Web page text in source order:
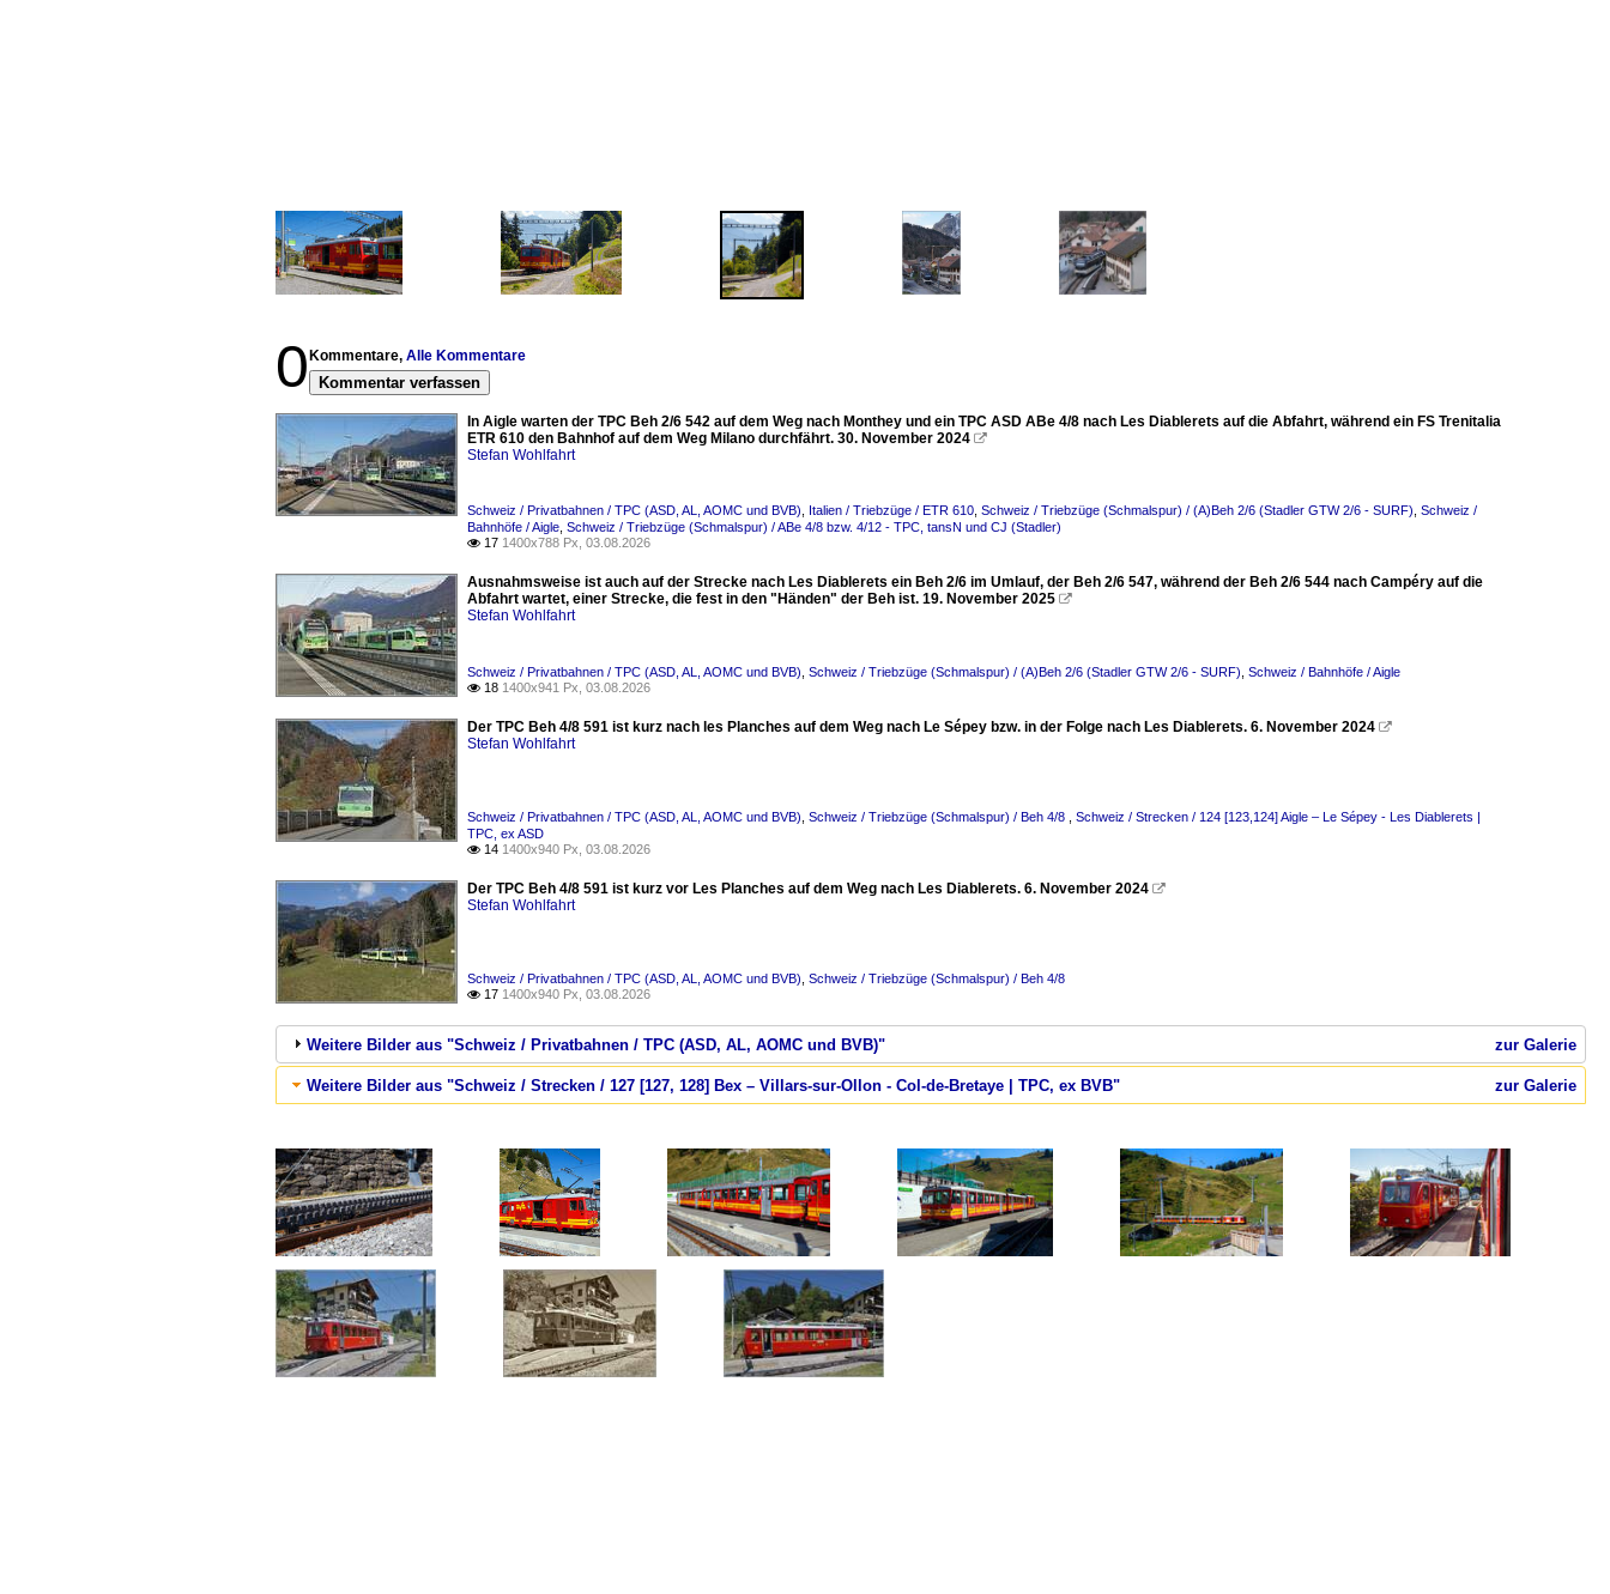
0 Kommentare, Alle Kommentare
Kommentar verfassen
In Aigle warten der TPC Beh 2/6 542 auf dem Weg nach Monthey und ein TPC ASD ABe 4/8 nach Les Diablerets auf die Abfahrt, während ein FS Trenitalia
ETR 610 den Bahnhof auf dem Weg Milano durchfährt. 30. November 2024 
Stefan Wohlfahrt
Schweiz / Privatbahnen / TPC (ASD, AL, AOMC und BVB) Italien / Triebzüge / ETR 610 Schweiz / Triebzüge (Schmalspur) / (A)Beh 2/6 (Stadler GTW 2/6 - SURF) Schweiz /
Bahnhöfe / Aigle Schweiz / Triebzüge (Schmalspur) / ABe 4/8 bzw. 4/12 - TPC, tansN und CJ (Stadler)
 17 1400x788 Px, 03.08.2026
Ausnahmsweise ist auch auf der Strecke nach Les Diablerets ein Beh 2/6 im Umlauf, der Beh 2/6 547, während der Beh 2/6 544 nach Campéry auf die
Abfahrt wartet, einer Strecke, die fest in den "Händen" der Beh ist. 19. November 2025 
Stefan Wohlfahrt
Schweiz / Privatbahnen / TPC (ASD, AL, AOMC und BVB) Schweiz / Triebzüge (Schmalspur) / (A)Beh 2/6 (Stadler GTW 2/6 - SURF) Schweiz / Bahnhöfe / Aigle
 18 1400x941 Px, 03.08.2026
Der TPC Beh 4/8 591 ist kurz nach les Planches auf dem Weg nach Le Sépey bzw. in der Folge nach Les Diablerets. 6. November 2024 
Stefan Wohlfahrt
Schweiz / Privatbahnen / TPC (ASD, AL, AOMC und BVB) Schweiz / Triebzüge (Schmalspur) / Beh 4/8
Schweiz / Strecken / 124 [123,124] Aigle – Le Sépey - Les Diablerets |
TPC, ex ASD
 14 1400x940 Px, 03.08.2026
Der TPC Beh 4/8 591 ist kurz vor Les Planches auf dem Weg nach Les Diablerets. 6. November 2024 
Stefan Wohlfahrt
Schweiz / Privatbahnen / TPC (ASD, AL, AOMC und BVB) Schweiz / Triebzüge (Schmalspur) / Beh 4/8
 17 1400x940 Px, 03.08.2026
zur Galerie
Weitere Bilder aus "Schweiz / Privatbahnen / TPC (ASD, AL, AOMC und BVB)"
zur Galerie
Weitere Bilder aus "Schweiz / Strecken / 127 [127, 128] Bex – Villars-sur-Ollon - Col-de-Bretaye | TPC, ex BVB"